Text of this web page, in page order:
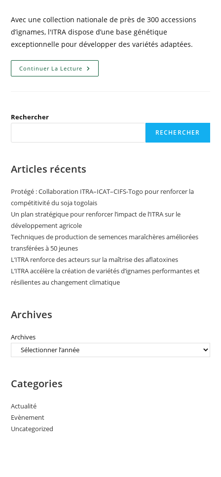
Avec une collection nationale de près de 300 accessions
d’ignames, l'ITRA dispose d’une base génétique
exceptionnelle pour développer des variétés adaptées.
Continuer La Lecture
Rechercher
RECHERCHER
Articles récents
Protégé : Collaboration ITRA–ICAT–CIFS-Togo pour renforcer la
compétitivité du soja togolais
Un plan stratégique pour renforcer l’impact de l’ITRA sur le
développement agricole
Techniques de production de semences maraîchères améliorées
transférées à 50 jeunes
L’ITRA renforce des acteurs sur la maîtrise des aflatoxines
L’ITRA accélère la création de variétés d’ignames performantes et
résilientes au changement climatique
Archives
Archives
Categories
Actualité
Evènement
Uncategorized